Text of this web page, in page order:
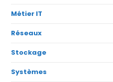
Métier IT
Réseaux
Stockage
Systèmes